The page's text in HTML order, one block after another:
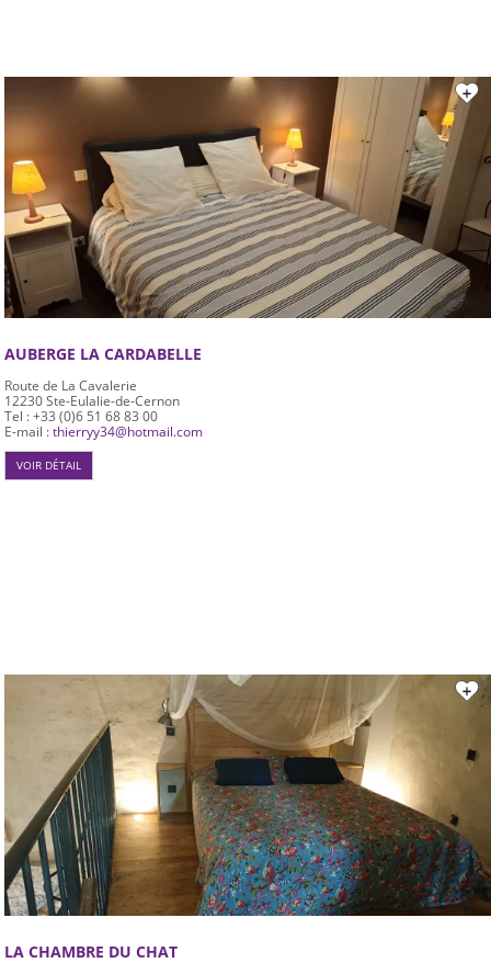
AUBERGE LA CARDABELLE
Route de La Cavalerie
12230 Ste-Eulalie-de-Cernon
Tel : +33 (0)6 51 68 83 00
E-mail :thierryy34@hotmail.com
VOIR DÉTAIL
LA CHAMBRE DU CHAT